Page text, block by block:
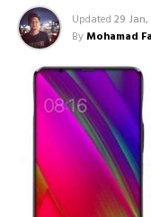
Updated 29
ByMohamad